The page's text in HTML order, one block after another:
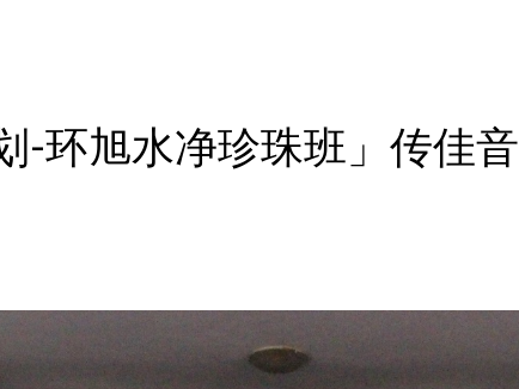
-环旭水净珍珠班」传佳音